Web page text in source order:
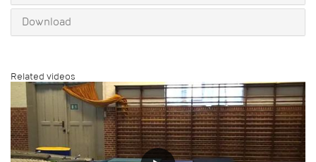
Download
Related videos